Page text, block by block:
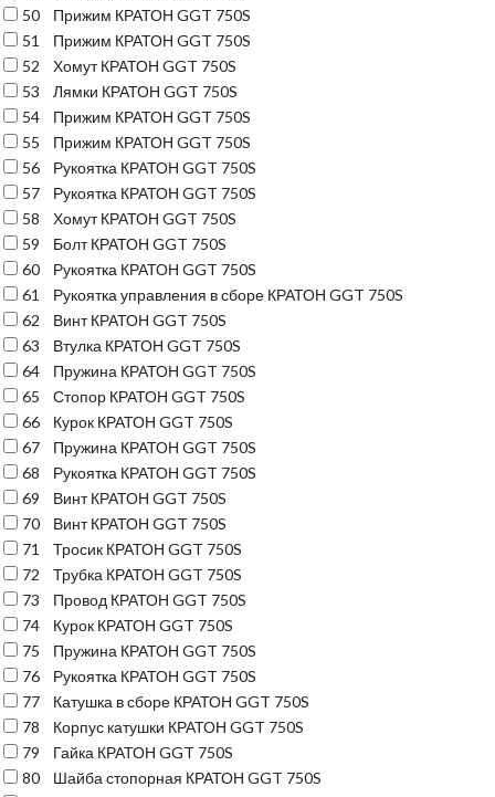
50
Прижим КРАТОН GGT 750S
51
Прижим КРАТОН GGT 750S
52
Хомут КРАТОН GGT 750S
53
Лямки КРАТОН GGT 750S
54
Прижим КРАТОН GGT 750S
55
Прижим КРАТОН GGT 750S
56
Рукоятка КРАТОН GGT 750S
57
Рукоятка КРАТОН GGT 750S
58
Хомут КРАТОН GGT 750S
59
Болт КРАТОН GGT 750S
60
Рукоятка КРАТОН GGT 750S
61
Рукоятка управления в сборе КРАТОН GGT 750S
62
Винт КРАТОН GGT 750S
63
Втулка КРАТОН GGT 750S
64
Пружина КРАТОН GGT 750S
65
Стопор КРАТОН GGT 750S
66
Курок КРАТОН GGT 750S
67
Пружина КРАТОН GGT 750S
68
Рукоятка КРАТОН GGT 750S
69
Винт КРАТОН GGT 750S
70
Винт КРАТОН GGT 750S
71
Тросик КРАТОН GGT 750S
72
Трубка КРАТОН GGT 750S
73
Провод КРАТОН GGT 750S
74
Курок КРАТОН GGT 750S
75
Пружина КРАТОН GGT 750S
76
Рукоятка КРАТОН GGT 750S
77
Катушка в сборе КРАТОН GGT 750S
78
Корпус катушки КРАТОН GGT 750S
79
Гайка КРАТОН GGT 750S
80
Шайба стопорная КРАТОН GGT 750S